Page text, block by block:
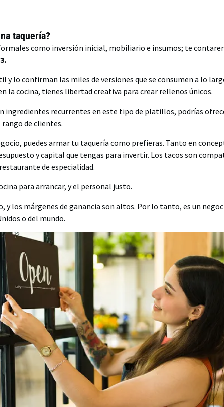
taquería?
como inversión inicial, mobiliario e insumos; te
y lo confirman las miles de versiones que se consumen a lo
la cocina, tienes libertad creativa para crear rellenos únicos.
ingredientes recurrentes en este tipo de platillos, podrías
de clientes.
puedes armar tu taquería como prefieras. Tanto en
y capital que tengas para invertir. Los tacos son
de especialidad.
para arrancar, y el personal justo.
y los márgenes de ganancia son altos. Por lo tanto, es un
o del mundo.